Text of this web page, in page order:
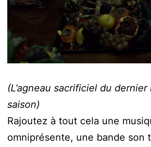
(L’agneau sacrificiel du dernier
saison)
Rajoutez à tout cela une
omniprésente, une bande son